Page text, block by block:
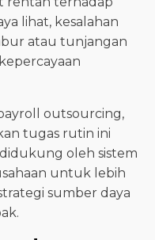
lihat, kesalahan
atau tunjangan
outsourcing,
tugas rutin ini
oleh sistem
untuk lebih
sumber daya